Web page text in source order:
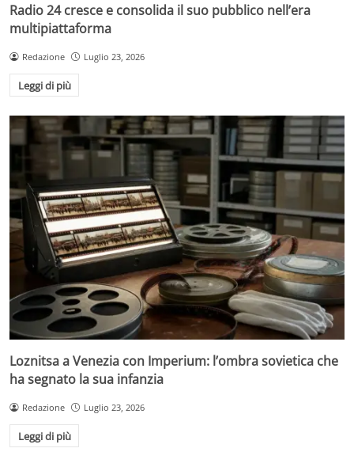
Radio 24 cresce e consolida il suo pubblico nell’era
multipiattaforma
Redazione Luglio 23, 2026
Leggi di più
Loznitsa a Venezia con Imperium: l’ombra sovietica che
ha segnato la sua infanzia
Redazione Luglio 23, 2026
Leggi di più